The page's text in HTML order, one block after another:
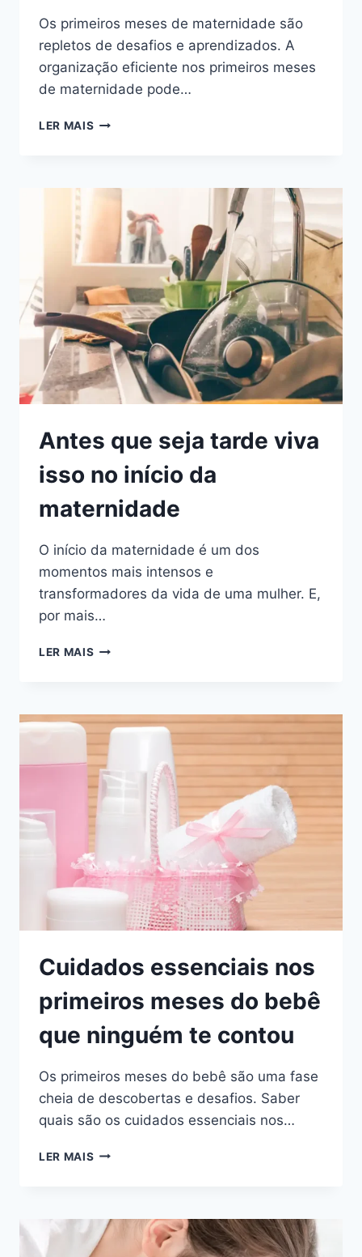
Os primeiros meses de maternidade são
repletos de desafios e aprendizados. A
organização eficiente nos primeiros meses
de maternidade pode…
LER MAIS ORGANIZAÇÃO
MESES
MATERNIDADE
QUE
TRANSFORMA
ROTINA
Antes que seja tarde viva
isso no início da
maternidade
O início da maternidade é um dos
momentos mais intensos e
transformadores da vida de uma mulher. E,
por mais…
LER MAIS ANTES
VIVA
ISSO
NO
INÍCIO
DA
MATERNIDADE
Cuidados essenciais nos
primeiros meses do bebê
que ninguém te contou
Os primeiros meses do bebê são uma fase
cheia de descobertas e desafios. Saber
quais são os cuidados essenciais nos…
LER MAIS CUIDADOS
MESES
DO